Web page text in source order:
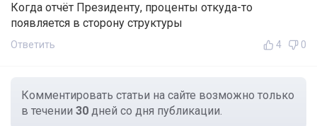
Когда отчёт Президенту, проценты откуда-то
появляется в сторону структуры
Ответить 4 0
Комментировать статьи на сайте возможно только
в течении 30 дней со дня публикации.